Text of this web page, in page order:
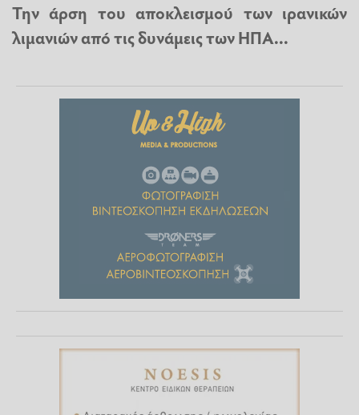
Την άρση του αποκλεισμού των ιρανικών
λιμανιών από τις δυνάμεις των ΗΠΑ...